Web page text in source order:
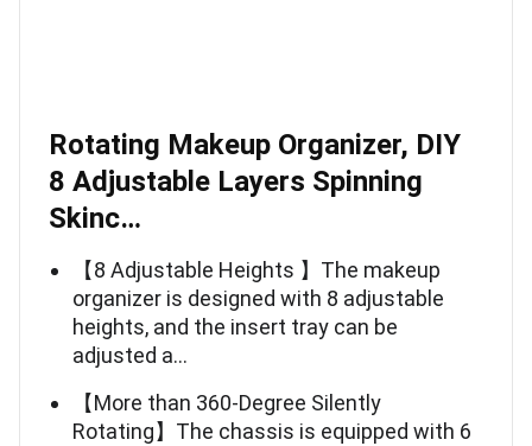
Rotating Makeup Organizer, DIY
8 Adjustable Layers Spinning
Skinc…
【8 Adjustable Heights 】The makeup
organizer is designed with 8 adjustable
heights, and the insert tray can be
adjusted a…
【More than 360-Degree Silently
Rotating】The chassis is equipped with 6